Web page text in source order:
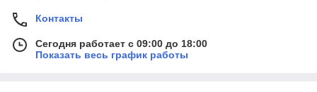
Контакты
Сегодня работает с 09:00 до 18:00
Показать весь график работы